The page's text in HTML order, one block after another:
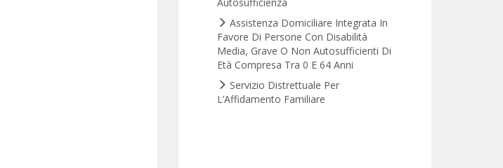
Assistenza Domiciliare Integrata In
Favore Di Persone Con Disabilità
Media, Grave O Non Autosufficienti Di
Età Compresa Tra 0 E 64 Anni
Servizio Distrettuale Per
L’Affidamento Familiare